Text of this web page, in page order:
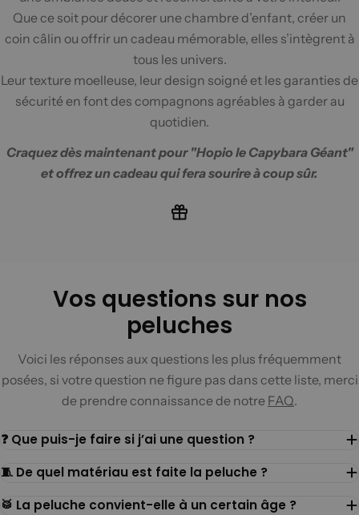
Que ce soit pour décorer une chambre d’enfant, créer un
coin câlin ou offrir un cadeau mémorable, elles s’intègrent à
tous les univers.
Leur texture moelleuse, leur design soigné et les garanties de
sécurité en font des compagnons agréables à garder au
quotidien.
Craquez dès maintenant pour "Hopio le Capybara Géant"
et offrez un cadeau qui fera sourire à coup sûr.
Vos questions sur nos
peluches
Voici les réponses aux questions les plus fréquemment
posées, si votre question ne figure pas dans cette liste, merci
de prendre connaissance de notre FAQ.
❓ Que puis-je faire si j’ai une question ?
🧵 De quel matériau est faite la peluche ?
🥁 La peluche convient-elle à un certain âge ?